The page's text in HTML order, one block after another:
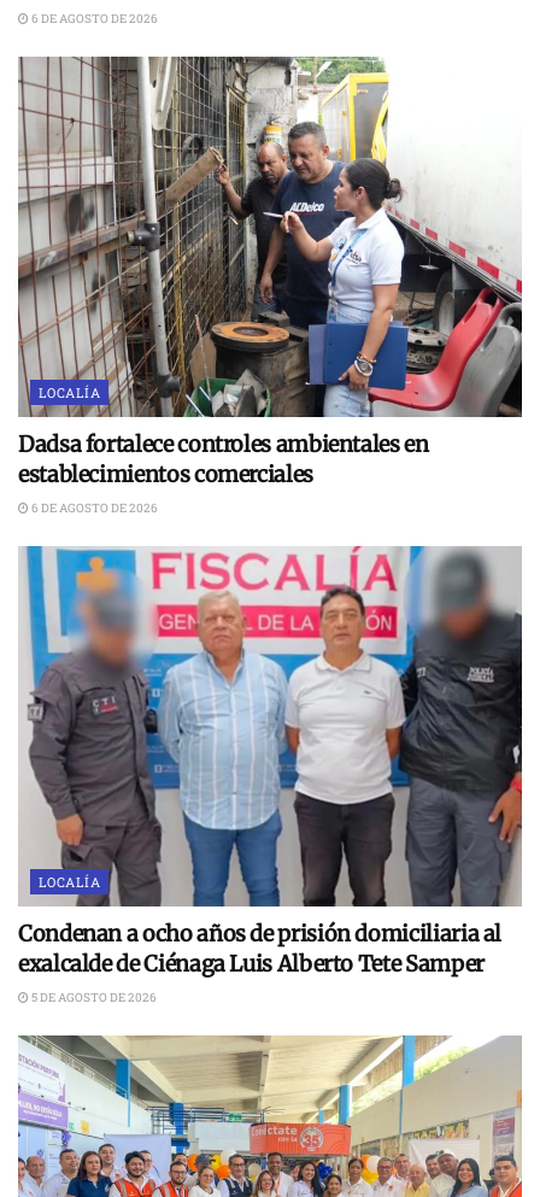
6 DE AGOSTO DE 2026
LOCALÍA
Dadsa fortalece controles ambientales en
establecimientos comerciales
6 DE AGOSTO DE 2026
LOCALÍA
Condenan a ocho años de prisión domiciliaria al
exalcalde de Ciénaga Luis Alberto Tete Samper
5 DE AGOSTO DE 2026